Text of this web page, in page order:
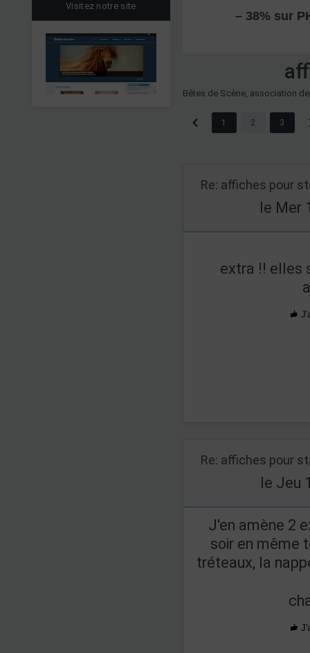
Visitez notre site
– 38% sur
Bêtes de Scène, association
1 2 3
Re: affiches pour
le Mer
extra !! elles
Re: affiches pour
le Jeu
J'en amène 2
soir en même
tréteaux, la